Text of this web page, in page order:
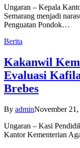
Ungaran – Kepala
Semarang menjadi
Penguatan Pondok…
Berita
Kakanwil
Evaluasi
Brebes
By adminNovember
Ungaran – Kasi
Kantor Kementerian